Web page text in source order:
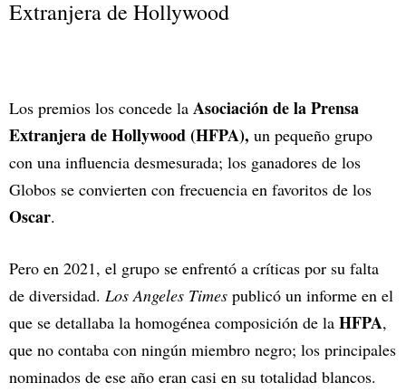
Extranjera de Hollywood
Los premios los concede la Asociación de la Prensa
Extranjera de Hollywood (HFPA), un pequeño grupo
con una influencia desmesurada; los ganadores de los
Globos se convierten con frecuencia en favoritos de los
Oscar.
Pero en 2021, el grupo se enfrentó a críticas por su falta
de diversidad. Los Angeles Times publicó un informe en el
que se detallaba la homogénea composición de la HFPA,
que no contaba con ningún miembro negro; los principales
nominados de ese año eran casi en su totalidad blancos.